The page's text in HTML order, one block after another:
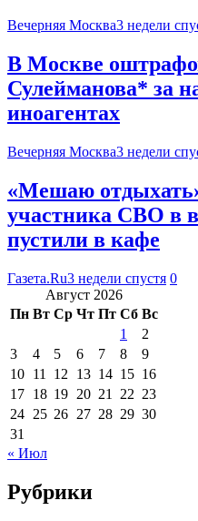
Вечерняя Москва3 недели
В Москве
Сулейманова* за
иноагентах
Вечерняя Москва3 недели
«Мешаю
участника СВО в
пустили в кафе
Газета.Ru3 недели спустя 0
Август 2026
Пн Вт Ср Чт Пт Сб Вс
1
2
3
4 5 6 7 8
9
10 11 12 13 14 15 16
17 18 19 20 21 22 23
24 25 26 27 28 29 30
31
« Июл
Рубрики